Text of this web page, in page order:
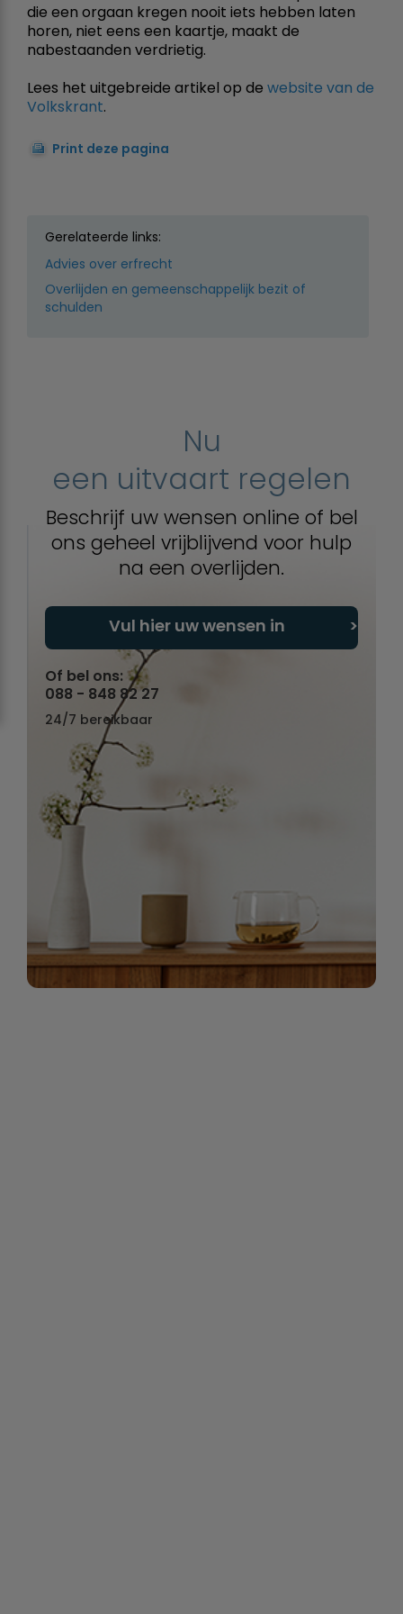
die een orgaan kregen nooit iets hebben laten
horen, niet eens een kaartje, maakt de
nabestaanden verdrietig.
Lees het uitgebreide artikel op de website van de
Volkskrant.
Print deze pagina
Gerelateerde links:
Advies over erfrecht
Overlijden en gemeenschappelijk bezit of
schulden
Nu
een uitvaart regelen
Beschrijf uw wensen online of bel
ons geheel vrijblijvend voor hulp
na een overlijden.
Vul hier uw wensen in
Of bel ons:
088 - 848 82 27
24/7 bereikbaar